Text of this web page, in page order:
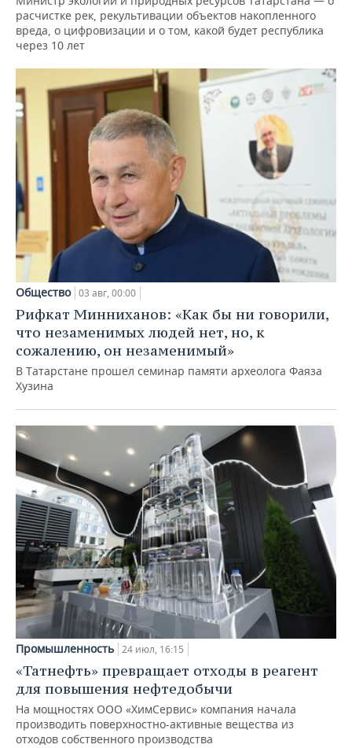
расчистке рек, рекультивации объектов накопленного
вреда, о цифровизации и о том, какой будет республика
через 10 лет
Общество 03 авг, 00:00
Рифкат Минниханов: «Как бы ни говорили,
что незаменимых людей нет, но, к
сожалению, он незаменимый»
В Татарстане прошел семинар памяти археолога Фаяза
Хузина
Промышленность 24 июл, 16:15
«Татнефть» превращает отходы в реагент
для повышения нефтедобычи
На мощностях ООО «ХимСервис» компания начала
производить поверхностно-активные вещества из
отходов собственного производства